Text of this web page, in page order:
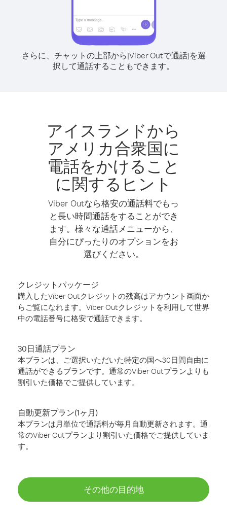
さらに、チャットの上部から[Viber Outで通話]を選
択して通話することもできます。
アイスランドから
アメリカ合衆国に
電話をかけること
に関するヒント
Viber Outなら格安の通話料でもっ
と長い時間通話をすることができ
ます。様々な通話メニューから、
自分にぴったりのオプションをお
選びください。
クレジットパッケージ
購入したViber Outクレジットの残高はアカウント画面か
らご覧になれます。Viber Outクレジットを利用して世界
中の電話番号に格安で通話できます。
30日通話プラン
本プランは、ご選択いただいた特定の国へ30日間自由に
通話ができるプランです。通常のViber Outプランよりも
割引いた価格でご提供しています。
自動更新プラン(1ヶ月)
本プランは月単位で通話料が毎月自動更新されます。通
常のViber Outプランより割引いた価格でご提供していま
す。
その他の目的地